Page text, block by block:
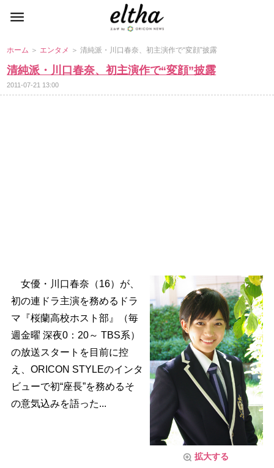
ホーム ＞ エンタメ ＞ 清純派・川口春奈、初主演作で“変顔”披露
清純派・川口春奈、初主演作で“変顔”披露
2011-07-21 13:00
拡大する
女優・川口春奈（16）が、
初の連ドラ主演を務めるドラ
マ『桜蘭高校ホスト部』（毎
週金曜 深夜0：20～ TBS系）
の放送スタートを目前に控
え、ORICON STYLEのインタ
ビューで初“座長”を務めるそ
の意気込みを語った...